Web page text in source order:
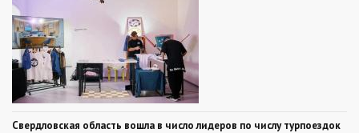
Свердловская область вошла в число лидеров по числу турпоездок